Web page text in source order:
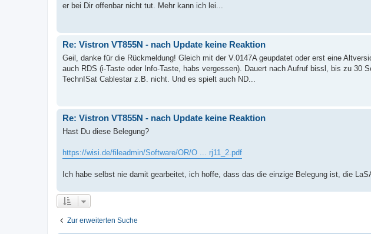
er bei Dir offenbar nicht tut. Mehr kann ich lei...
Re: Vistron VT855N - nach Update keine Reaktion
Geil, danke für die Rückmeldung! Gleich mit der V.0147A geupdatet oder erst eine
auch RDS (i-Taste oder Info-Taste, habs vergessen). Dauert nach Aufruf bissl, bis zu 30
TechnISat Cablestar z.B. nicht. Und es spielt auch ND...
Re: Vistron VT855N - nach Update keine Reaktion
Hast Du diese Belegung?
https://wisi.de/fileadmin/Software/OR/O ... rj11_2.pdf
Ich habe selbst nie damit gearbeitet, ich hoffe, dass das die einzige Belegung ist, die
Zur erweiterten Suche